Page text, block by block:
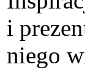
i
niego